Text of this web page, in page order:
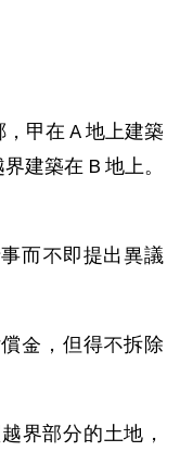
甲在 A 地上建築
建築在 B 地上。
而不即提出異議
金，但得不拆除
界部分的土地，